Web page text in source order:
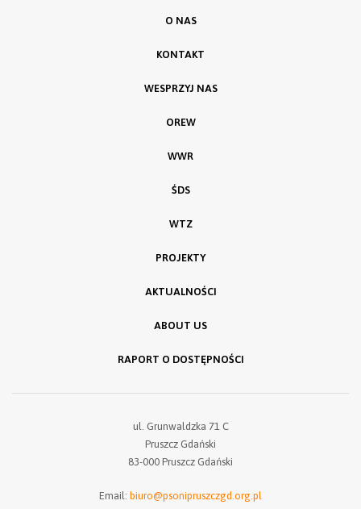
O NAS
KONTAKT
WESPRZYJ NAS
OREW
WWR
ŚDS
WTZ
PROJEKTY
AKTUALNOŚCI
ABOUT US
RAPORT O DOSTĘPNOŚCI
ul. Grunwaldzka 71 C
Pruszcz Gdański
83-000 Pruszcz Gdański
Email: biuro@psonipruszczgd.org.pl